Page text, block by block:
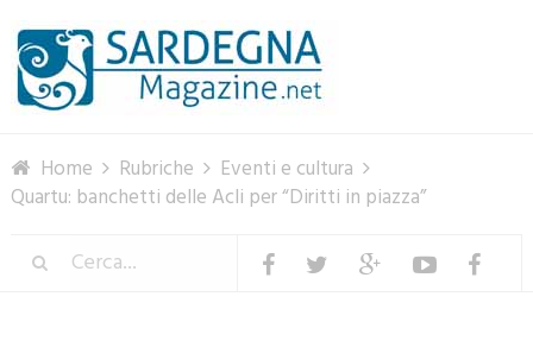
Home Rubriche
Eventi e cultura
Quartu: banchetti delle Acli per “Diritti in piazza”